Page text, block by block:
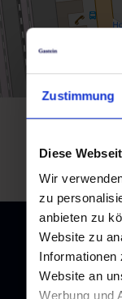
Zustimmung
Diese
Wir
zu
anbieten zu
Website zu
Informationen
Website an
Werbung und